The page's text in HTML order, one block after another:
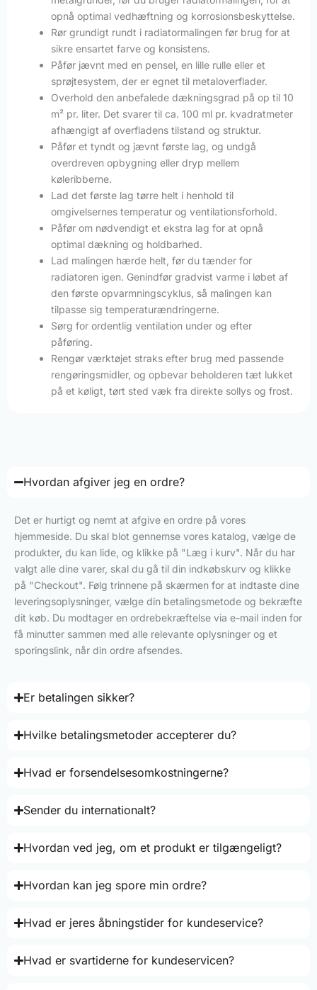
opnå optimal vedhæftning og korrosionsbeskyttelse.
Rør grundigt rundt i radiatormalingen før brug for at
sikre ensartet farve og konsistens.
Påfør jævnt med en pensel, en lille rulle eller et
sprøjtesystem, der er egnet til metaloverflader.
Overhold den anbefalede dækningsgrad på op til 10
m² pr. liter. Det svarer til ca. 100 ml pr. kvadratmeter
afhængigt af overfladens tilstand og struktur.
Påfør et tyndt og jævnt første lag, og undgå
overdreven opbygning eller dryp mellem
køleribberne.
Lad det første lag tørre helt i henhold til
omgivelsernes temperatur og ventilationsforhold.
Påfør om nødvendigt et ekstra lag for at opnå
optimal dækning og holdbarhed.
Lad malingen hærde helt, før du tænder for
radiatoren igen. Genindfør gradvist varme i løbet af
den første opvarmningscyklus, så malingen kan
tilpasse sig temperaturændringerne.
Sørg for ordentlig ventilation under og efter
påføring.
Rengør værktøjet straks efter brug med passende
rengøringsmidler, og opbevar beholderen tæt lukket
på et køligt, tørt sted væk fra direkte sollys og frost.
Hvordan afgiver jeg en ordre?
Det er hurtigt og nemt at afgive en ordre på vores
hjemmeside. Du skal blot gennemse vores katalog, vælge de
produkter, du kan lide, og klikke på "Læg i kurv". Når du har
valgt alle dine varer, skal du gå til din indkøbskurv og klikke
på "Checkout". Følg trinnene på skærmen for at indtaste dine
leveringsoplysninger, vælge din betalingsmetode og bekræfte
dit køb. Du modtager en ordrebekræftelse via e-mail inden for
få minutter sammen med alle relevante oplysninger og et
sporingslink, når din ordre afsendes.
Er betalingen sikker?
Hvilke betalingsmetoder accepterer du?
Hvad er forsendelsesomkostningerne?
Sender du internationalt?
Hvordan ved jeg, om et produkt er tilgængeligt?
Hvordan kan jeg spore min ordre?
Hvad er jeres åbningstider for kundeservice?
Hvad er svartiderne for kundeservicen?